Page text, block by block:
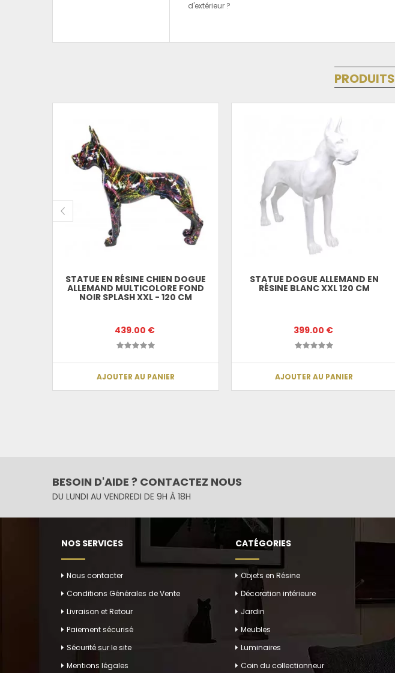
d'extérieur ?
PRODUITS
STATUE EN RÉSINE CHIEN DOGUE
ALLEMAND MULTICOLORE FOND
NOIR SPLASH XXL - 120 CM
439.00 €
AJOUTER AU PANIER
STATUE DOGUE ALLEMAND EN
RÉSINE BLANC XXL 120 CM
399.00 €
AJOUTER AU PANIER
BESOIN D'AIDE ? CONTACTEZ NOUS
DU LUNDI AU VENDREDI DE 9H À 18H
NOS SERVICES
Nous contacter
Conditions Générales de Vente
Livraison et Retour
Paiement sécurisé
Sécurité sur le site
Mentions légales
CATÉGORIES
Objets en Résine
Décoration intérieure
Jardin
Meubles
Luminaires
Coin du collectionneur